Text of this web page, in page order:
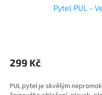
Pytel PUL -
299 Kč
PUL pytel je skvělým